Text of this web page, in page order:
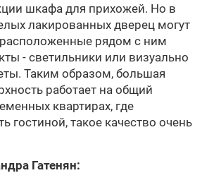
шкафа для прихожей. Но в
лакированных дверец могут
рядом с ним
- светильники или визуально
Таким образом, большая
работает на общий
квартирах, где
гостиной, такое качество очень
Гатенян: